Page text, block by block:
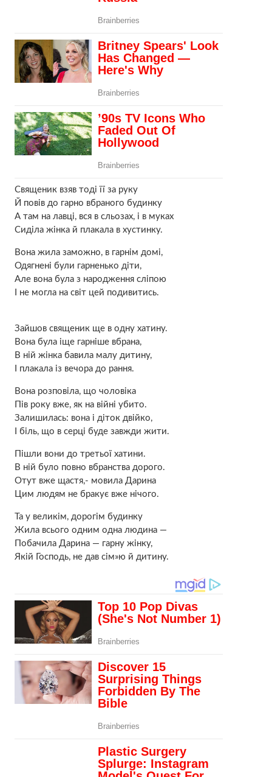
Священик взяв тоді її за руку
Й повів до гарно вбраного будинку
А там на лавці, вся в сльозах, і в муках
Сиділа жінка й плакала в хустинку.
Вона жила заможно, в гарнім домі,
Одягнені були гарненько діти,
Але вона була з народження сліпою
І не могла на світ цей подивитись.
Зайшов священик ще в одну хатину.
Вона була іще гарніше вбрана,
В ній жінка бавила малу дитину,
І плакала із вечора до рання.
Вона розповіла, що чоловіка
Пів року вже, як на війні убито.
Залишилась: вона і діток двійко,
І біль, що в серці буде завжди жити.
Пішли вони до третьої хатини.
В ній було повно вбранства дорого.
Отут вже щастя,- мовила Дарина
Цим людям не бракує вже нічого.
Та у великім, дорогім будинку
Жила всього одним одна людина —
Побачила Дарина — гарну жінку,
Якій Господь, не дав сім»ю й дитину.